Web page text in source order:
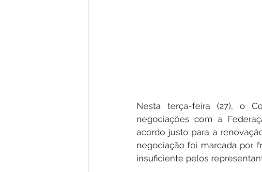
Nesta terça-feira (27), o
negociações com a
acordo justo para a
negociação foi marcada por
insuficiente pelos